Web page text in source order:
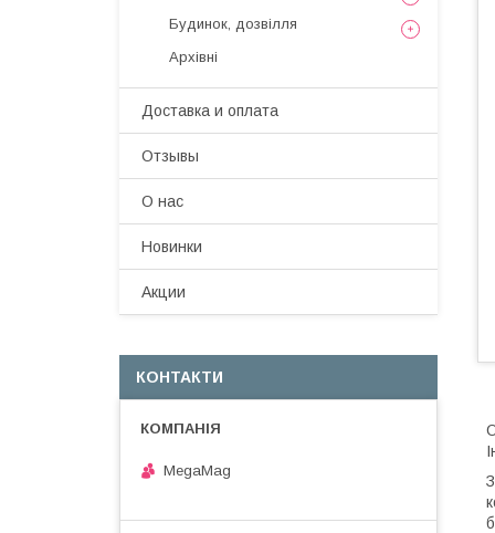
Будинок, дозвілля
Архівні
Доставка и оплата
Отзывы
О нас
Новинки
Акции
КОНТАКТИ
MegaMag